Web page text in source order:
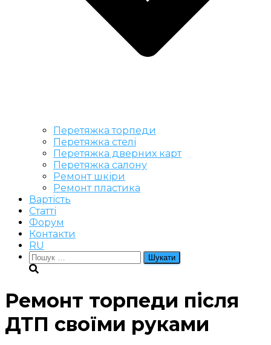
Перетяжка торпеди
Перетяжка стелі
Перетяжка дверних карт
Перетяжка салону
Ремонт шкіри
Ремонт пластика
Вартість
Статті
Форум
Контакти
RU
Пошук:
Ремонт торпеди після
ДТП своїми руками